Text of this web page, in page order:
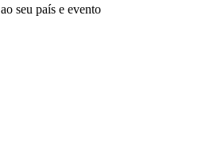
seu país e evento